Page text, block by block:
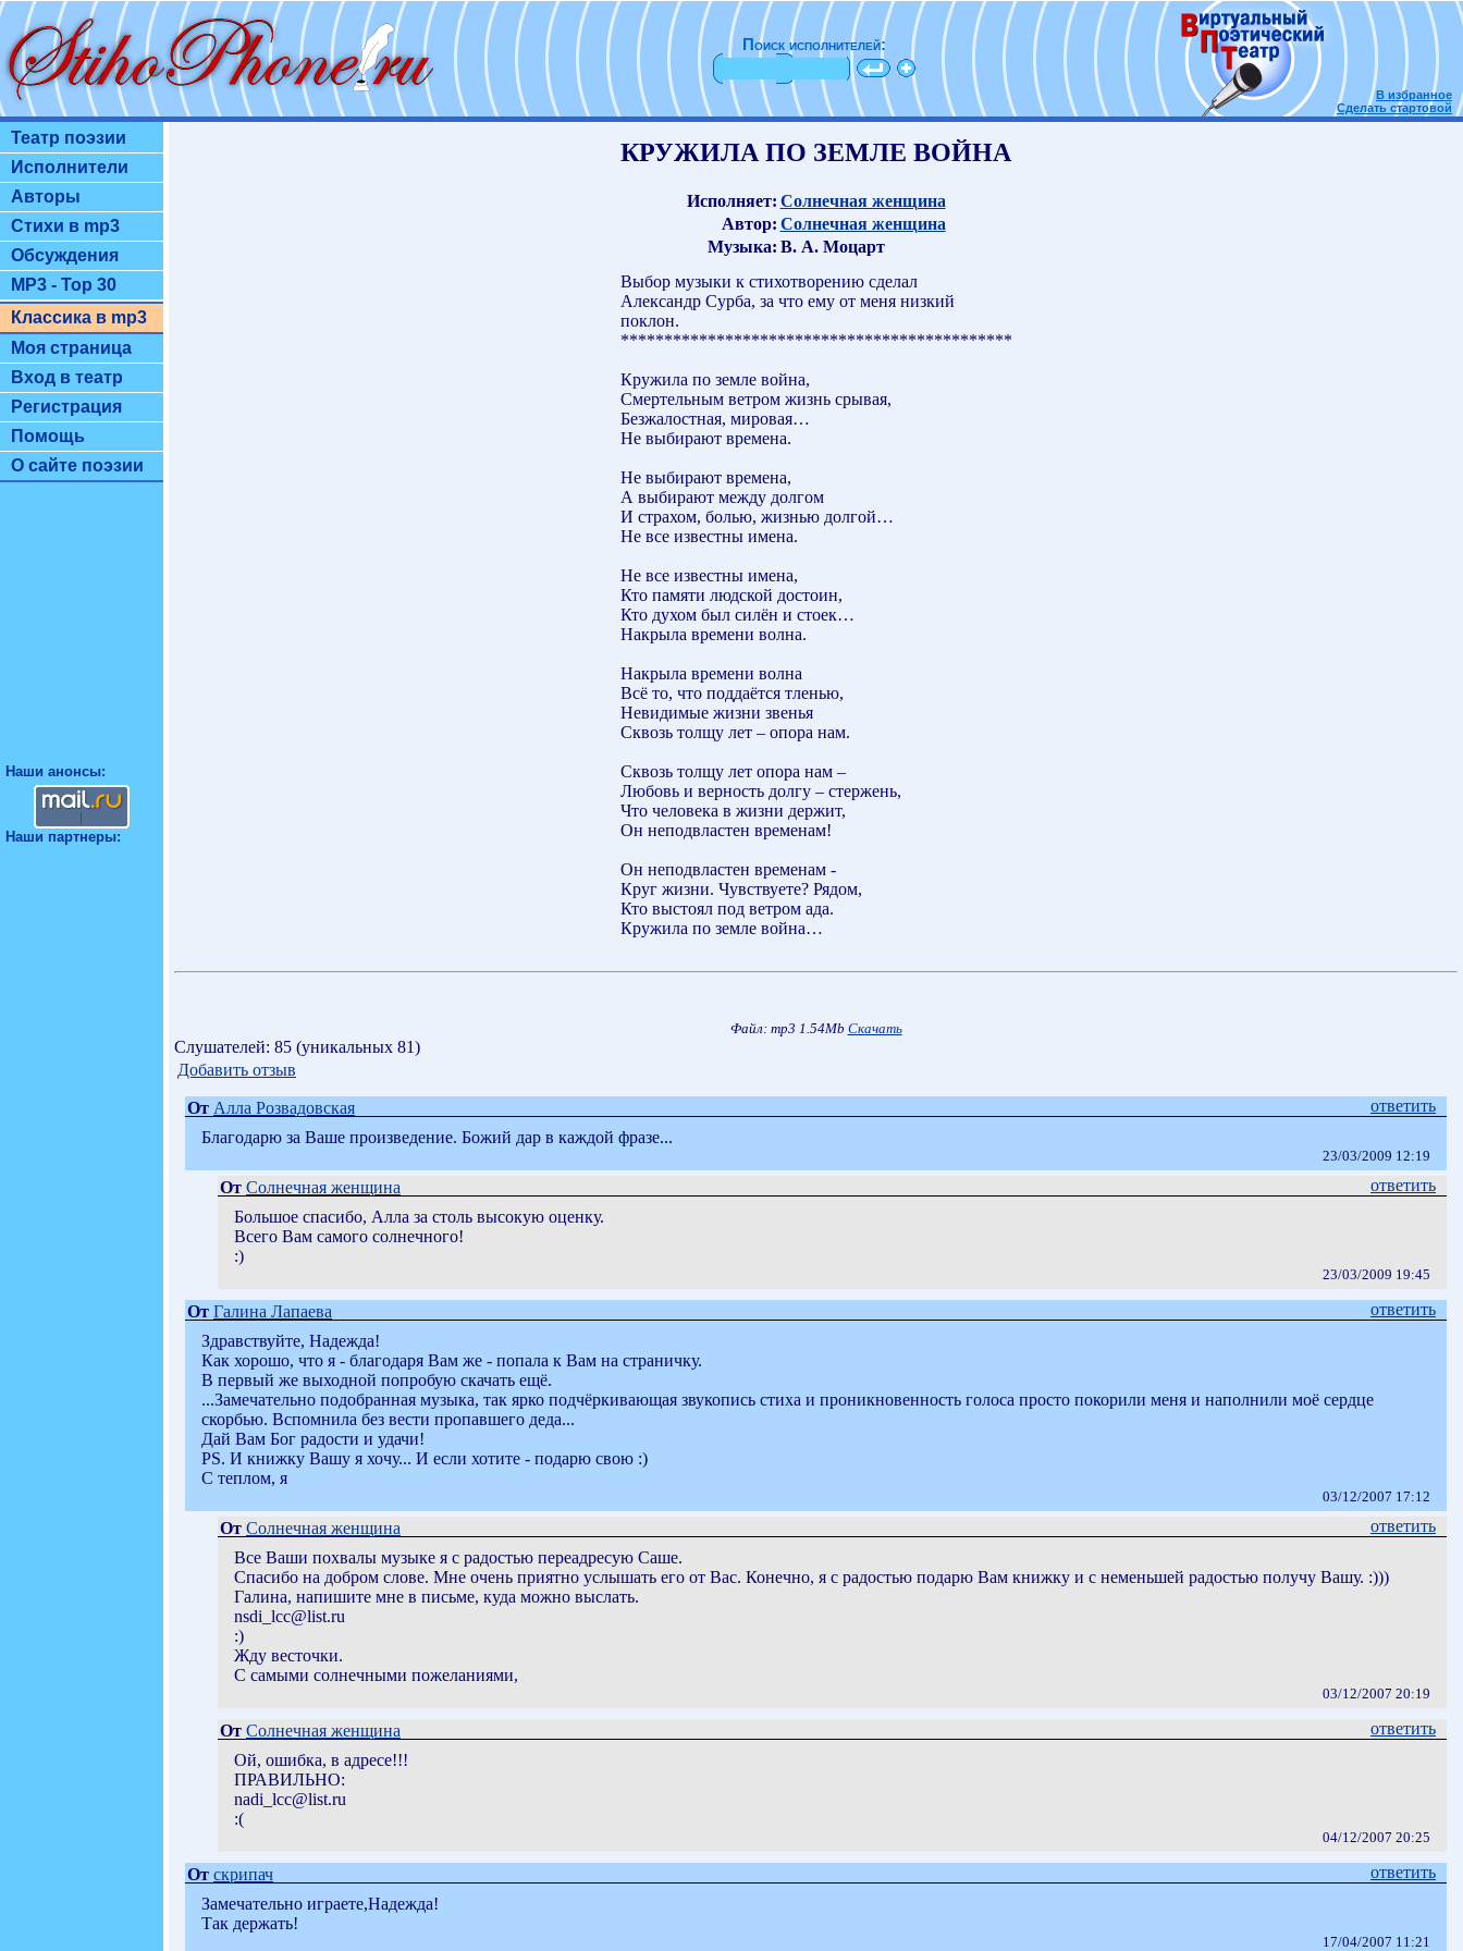
Поиск исполнителей:
В избранное
Сделать стартовой
Театр поэзии
Исполнители
Авторы
Стихи в mp3
Обсуждения
MP3 - Top 30
Классика в mp3
Моя страница
Вход в театр
Регистрация
Помощь
О сайте поэзии
Наши анонсы:
Наши партнеры:
КРУЖИЛА ПО ЗЕМЛЕ ВОЙНА
Исполняет: Солнечная женщина
Автор: Солнечная женщина
Музыка: В. А. Моцарт
Выбор музыки к стихотворению сделал
Александр Сурба, за что ему от меня низкий
поклон.
*********************************************
Кружила по земле война,
Смертельным ветром жизнь срывая,
Безжалостная, мировая…
Не выбирают времена.
Не выбирают времена,
А выбирают между долгом
И страхом, болью, жизнью долгой…
Не все известны имена.
Не все известны имена,
Кто памяти людской достоин,
Кто духом был силён и стоек…
Накрыла времени волна.
Накрыла времени волна
Всё то, что поддаётся тленью,
Невидимые жизни звенья
Сквозь толщу лет – опора нам.
Сквозь толщу лет опора нам –
Любовь и верность долгу – стержень,
Что человека в жизни держит,
Он неподвластен временам!
Он неподвластен временам -
Круг жизни. Чувствуете? Рядом,
Кто выстоял под ветром ада.
Кружила по земле война…
Файл: mp3 1.54Mb Скачать
Слушателей: 85 (уникальных 81)
Добавить отзыв
От Алла Розвадовская
ответить
Благодарю за Ваше произведение. Божий дар в каждой фразе...
23/03/2009 12:19
От Солнечная женщина
ответить
Большое спасибо, Алла за столь высокую оценку.
Всего Вам самого солнечного!
:)
23/03/2009 19:45
От Галина Лапаева
ответить
Здравствуйте, Надежда!
Как хорошо, что я - благодаря Вам же - попала к Вам на страничку.
В первый же выходной попробую скачать ещё.
...Замечательно подобранная музыка, так ярко подчёркивающая звукопись стиха и проникновенность голоса просто покорили меня и наполнили моё сердце
скорбью. Вспомнила без вести пропавшего деда...
Дай Вам Бог радости и удачи!
PS. И книжку Вашу я хочу... И если хотите - подарю свою :)
С теплом, я
03/12/2007 17:12
От Солнечная женщина
ответить
Все Ваши похвалы музыке я с радостью переадресую Саше.
Спасибо на добром слове. Мне очень приятно услышать его от Вас. Конечно, я с радостью подарю Вам книжку и с неменьшей радостью получу Вашу. :)))
Галина, напишите мне в письме, куда можно выслать.
nsdi_lcc@list.ru
:)
Жду весточки.
С самыми солнечными пожеланиями,
03/12/2007 20:19
От Солнечная женщина
ответить
Ой, ошибка, в адресе!!!
ПРАВИЛЬНО:
nadi_lcc@list.ru
:(
04/12/2007 20:25
От скрипач
ответить
Замечательно играете,Надежда!
Так держать!
17/04/2007 11:21